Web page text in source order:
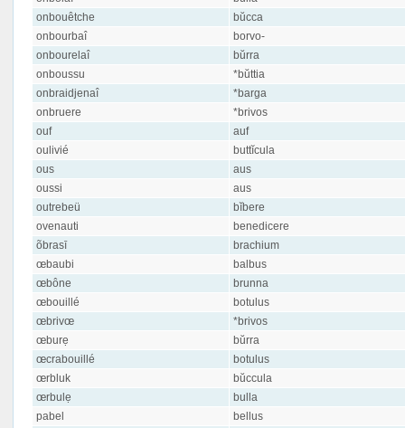
onbouêtche
bŭcca
onbourbaî
borvo-
onbourelaî
bŭrra
onboussu
*bŭttia
onbraidjenaî
*barga
onbruere
*brivos
ouf
auf
oulivié
buttĭcula
ous
aus
oussi
aus
outrebeü
bĭbere
ovenauti
benedicere
õbrasī
brachium
œbaubi
balbus
œbône
brunna
œbouillé
botulus
œbrivœ
*brivos
œburẹ
bŭrra
œcrabouillé
botulus
œrbluk
bŭccula
œrbulẹ
bulla
pabel
bellus